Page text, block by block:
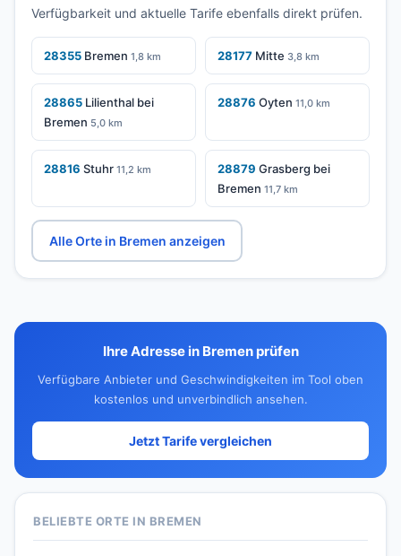
Verfügbarkeit und aktuelle Tarife ebenfalls direkt prüfen.
28355 Bremen 1,8 km 28177 Mitte 3,8 km
28865 Lilienthal bei
Bremen 5,0 km
28876 Oyten 11,0 km
28816 Stuhr 11,2 km 28879 Grasberg bei
Bremen 11,7 km
Alle Orte in Bremen anzeigen
Ihre Adresse in Bremen prüfen
Verfügbare Anbieter und Geschwindigkeiten im Tool oben
kostenlos und unverbindlich ansehen.
Jetzt Tarife vergleichen
BELIEBTE ORTE IN BREMEN